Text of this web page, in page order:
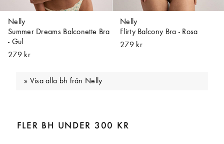
Nelly
Summer Dreams Balconette Bra
- Gul
279 kr
Nelly
Flirty Balcony Bra - Rosa
279 kr
Visa alla bh från Nelly
FLER BH UNDER 300 KR